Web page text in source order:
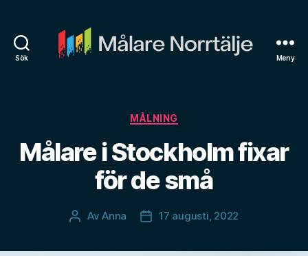
Sök Meny
Kategorier
MÅLNING
Målare i Stockholm fixar
för de små
Inläggsförfattare
AvAnna Inläggsdatum
17 augusti, 2022